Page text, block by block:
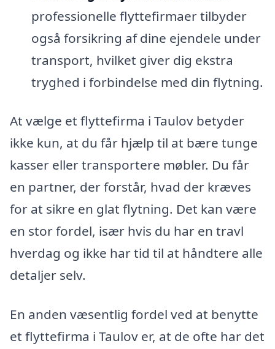
professionelle flyttefirmaer tilbyder
også forsikring af dine ejendele under
transport, hvilket giver dig ekstra
tryghed i forbindelse med din flytning.
At vælge et flyttefirma i Taulov betyder
ikke kun, at du får hjælp til at bære tunge
kasser eller transportere møbler. Du får
en partner, der forstår, hvad der kræves
for at sikre en glat flytning. Det kan være
en stor fordel, især hvis du har en travl
hverdag og ikke har tid til at håndtere alle
detaljer selv.
En anden væsentlig fordel ved at benytte
et flyttefirma i Taulov er, at de ofte har det